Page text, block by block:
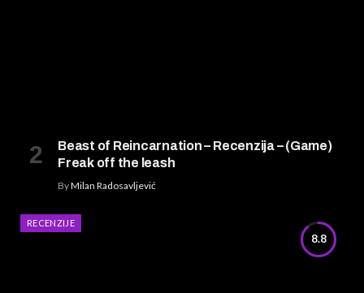
Beast of Reincarnation – Recenzija – (Game)
Freak off the leash
ByMilan Radosavljević
8.8
RECENZIJE